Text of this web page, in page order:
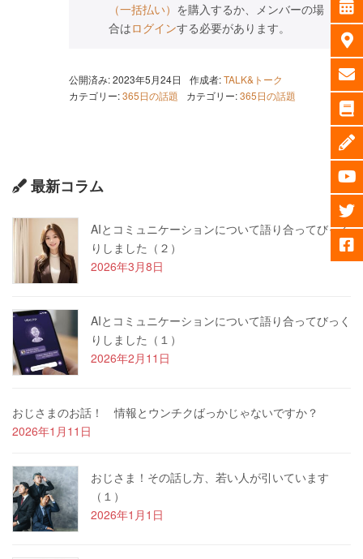
（一括払い） を購入するか、メンバーの場
合はログインする必要があります。
公開済み: 2023年5月24日 作成者:TALK&トーク
カテゴリー:365日の話題 カテゴリー:365日の話題
最新コラム
AIとコミュニケーションについて語り合ってびっく
りしました（２）
2026年3月8日
AIとコミュニケーションについて語り合ってびっく
りしました（１）
2026年2月11日
おじさまのお話！ 情報とウンチクばっかじゃないですか？
2026年1月11日
おじさま！その話し方、若い人が引いています
（１）
2026年1月1日